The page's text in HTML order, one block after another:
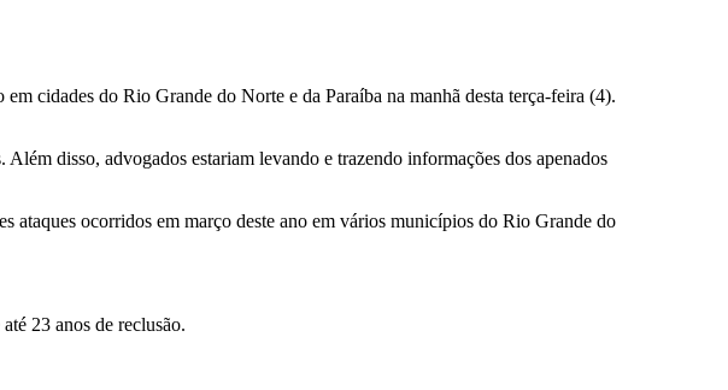
cidades do Rio Grande do Norte e da Paraíba na manhã desta terça-feira (4).
disso, advogados estariam levando e trazendo informações dos apenados
ataques ocorridos em março deste ano em vários municípios do Rio Grande do
23 anos de reclusão.